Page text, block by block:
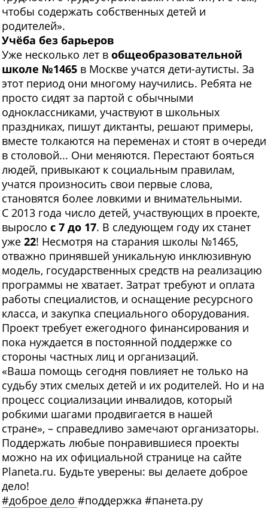
чтобы содержать собственных детей и
родителей».
Учёба без барьеров
Уже несколько лет в общеобразовательной
школе №1465 в Москве учатся дети-аутисты. За
этот период они многому научились. Ребята не
просто сидят за партой с обычными
одноклассниками, участвуют в школьных
праздниках, пишут диктанты, решают примеры,
вместе толкаются на переменах и стоят в очереди
в столовой... Они меняются. Перестают бояться
людей, привыкают к социальным правилам,
учатся произносить свои первые слова,
становятся более ловкими и внимательными.
С 2013 года число детей, участвующих в проекте,
выросло с 7 до 17. В следующем году их станет
уже 22! Несмотря на старания школы №1465,
отважно принявшей уникальную инклюзивную
модель, государственных средств на реализацию
программы не хватает. Затрат требуют и оплата
работы специалистов, и оснащение ресурсного
класса, и закупка специального оборудования.
Проект требует ежегодного финансирования и
пока нуждается в постоянной поддержке со
стороны частных лиц и организаций.
«Ваша помощь сегодня повлияет не только на
судьбу этих смелых детей и их родителей. Но и на
процесс социализации инвалидов, который
робкими шагами продвигается в нашей
стране», – справедливо замечают организаторы.
Поддержать любые понравившиеся проекты
можно на их официальной странице на сайте
Planeta.ru. Будьте уверены: вы делаете доброе
дело!
#доброе дело #поддержка #панета.ру